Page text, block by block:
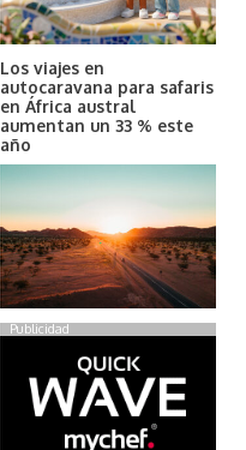
Los viajes en
autocaravana para safaris
en África austral
aumentan un 33 % este
año
Publicidad